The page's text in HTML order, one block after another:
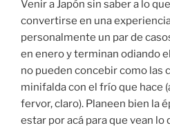
Venir a Japón sin saber a lo
convertirse en una
personalmente un par de
en enero y terminan odiando
no pueden concebir como las
minifalda con el frío que hace
fervor, claro). Planeen bien la
estar por acá para que vean lo